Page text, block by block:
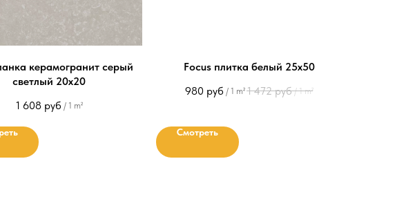
керамогранит серый
светлый 20х20
1 608 руб / 1 m²
Focus плитка белый 25х50
980 руб / 1 m² 1 472 руб / 1 m²
Смотреть